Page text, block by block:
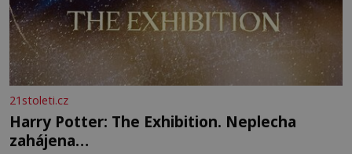
21stoleti.cz
Harry Potter: The Exhibition. Neplecha
zahájena…